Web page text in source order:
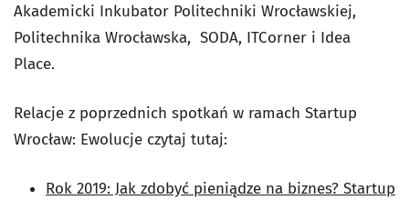
Akademicki Inkubator Politechniki Wrocławskiej,
Politechnika Wrocławska, SODA, ITCorner i Idea
Place.
Relacje z poprzednich spotkań w ramach Startup
Wrocław: Ewolucje czytaj tutaj:
Rok 2019: Jak zdobyć pieniądze na biznes? Startup